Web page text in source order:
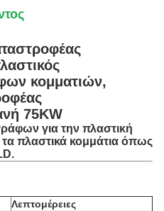
κομματιών,
75KW
για την πλαστική
πλαστικά κομμάτια όπως
Λεπτομέρειες